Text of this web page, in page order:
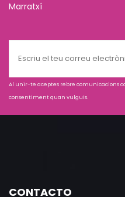
Marratxí
Al unir-te aceptes rebre comunicacions
consentiment quan vulguis.
CONTACTO